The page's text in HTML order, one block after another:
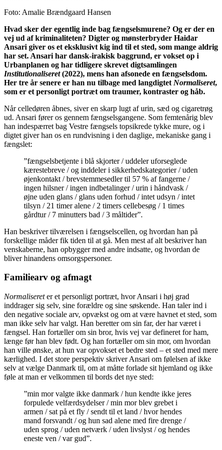
Foto: Amalie Brændgaard Hansen
Hvad sker der egentlig inde bag fængselsmurene? Og er der en
vej ud af kriminaliteten? Digter og mønsterbryder Haidar
Ansari giver os et eksklusivt kig ind til et sted, som mange aldrig
har set. Ansari har dansk-irakisk baggrund, er vokset op i
Urbanplanen og har tidligere skrevet digtsamlingen
Institutionaliseret(2022), mens han afsonede en fængselsdom.
Her tre år senere er han nu tilbage med langdigtet Normaliseret,
som er et personligt portræt om traumer, kontraster og håb.
Når celledøren åbnes, siver en skarp lugt af urin, sæd og cigaretrøg
ud. Ansari fører os gennem fængselsgangene. Som femtenårig blev
han indespærret bag Vestre fængsels topsikrede tykke mure, og i
digtet giver han os en rundvisning i den daglige, mekaniske gang i
fængslet:
”fængselsbetjente i blå skjorter / uddeler uforseglede
kærestebreve / og inddeler i sikkerhedskategorier / uden
øjenkontakt / brevstemmesedler til 57 % af fangerne /
ingen hilsner / ingen indbetalinger / urin i håndvask /
øjne uden glans / glans uden forhud / intet udsyn / intet
tilsyn / 21 timer alene / 2 timers cellebesøg / 1 times
gårdtur / 7 minutters bad / 3 måltider”.
Han beskriver tilværelsen i fængselscellen, og hvordan han på
forskellige måder fik tiden til at gå. Men mest af alt beskriver han
venskaberne, han opbygger med andre indsatte, og hvordan de
bliver hinandens omsorgspersoner.
Familiearv og afmagt
Normalisereter et personligt portræt, hvor Ansari i høj grad
inddrager sig selv, sine forældre og sine søskende. Han taler ind i
den negative sociale arv, opvækst og om at være havnet et sted, som
man ikke selv har valgt. Han beretter om sin far, der har været i
fængsel. Han fortæller om sin bror, hvis vej var defineret for ham,
længe før han blev født. Og han fortæller om sin mor, om hvordan
han ville ønske, at hun var opvokset et bedre sted – et sted med mere
kærlighed. I det store perspektiv skriver Ansari om følelsen af ikke
selv at vælge Danmark til, om at måtte forlade sit hjemland og ikke
føle at man er velkommen til bords det nye sted:
”min mor valgte ikke danmark / hun kendte ikke jeres
forpulede velfærdsydelser / min mor blev grebet i
armen / sat på et fly / sendt til et land / hvor hendes
mand forsvandt / og hun sad alene med fire drenge /
uden sprog / uden netværk / uden livslyst / og hendes
eneste ven / var gud”.